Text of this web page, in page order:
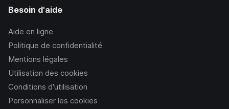
Besoin d'aide
Aide en ligne
Politique de confidentialité
Mentions légales
Utilisation des cookies
Conditions d’utilisation
Personnaliser les cookies